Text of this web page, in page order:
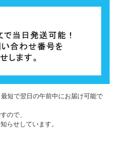
短で翌日の午前中にお届け可能で
ので、
らせしています。